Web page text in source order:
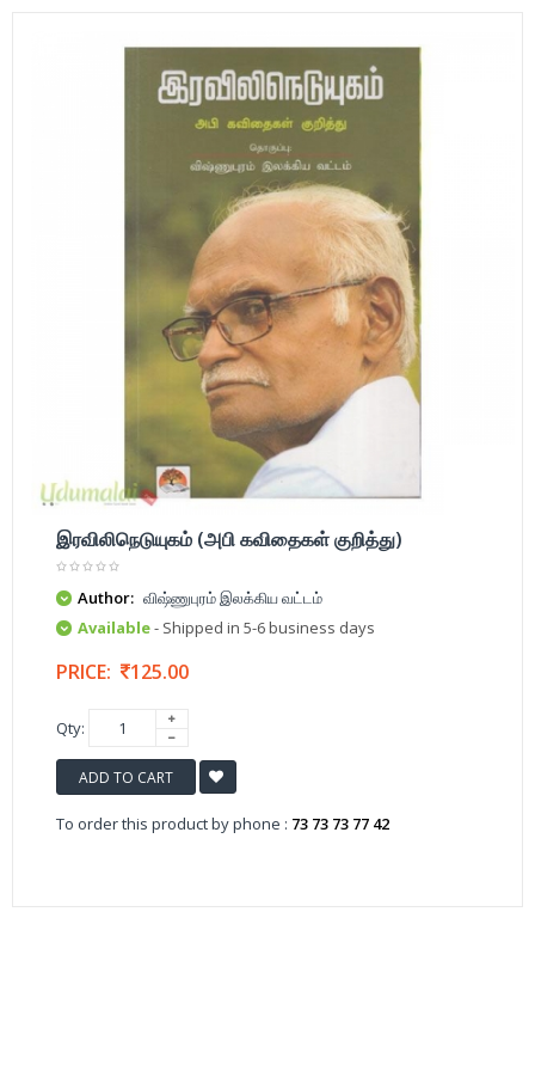
இரவிலிநெடுயுகம் (அபி கவிதைகள் குறித்து)
Author: விஷ்ணுபுரம் இலக்கிய வட்டம்
Available- Shipped in 5-6 business days
PRICE: 125.00
Qty:
ADD TO CART
To order this product by phone : 73 73 73 77 42